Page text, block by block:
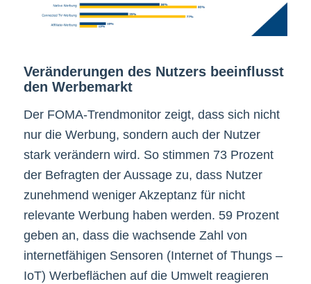
Veränderungen des Nutzers beeinflusst
den Werbemarkt
Der FOMA-Trendmonitor zeigt, dass sich nicht
nur die Werbung, sondern auch der Nutzer
stark verändern wird. So stimmen 73 Prozent
der Befragten der Aussage zu, dass Nutzer
zunehmend weniger Akzeptanz für nicht
relevante Werbung haben werden. 59 Prozent
geben an, dass die wachsende Zahl von
internetfähigen Sensoren (Internet of Thungs –
IoT) Werbeflächen auf die Umwelt reagieren